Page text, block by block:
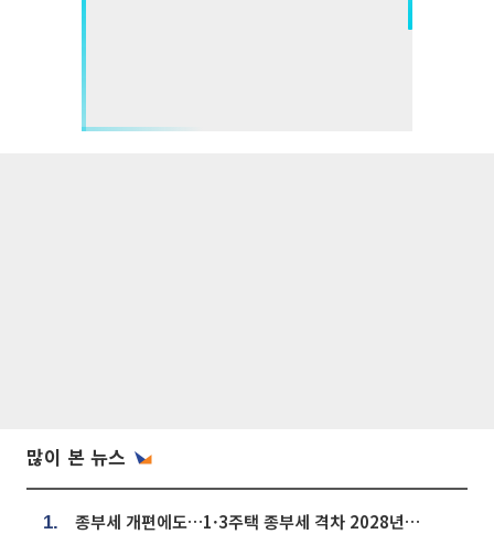
많이 본 뉴스
1. 종부세 개편에도…1·3주택 종부세 격차 2028년부터 확대